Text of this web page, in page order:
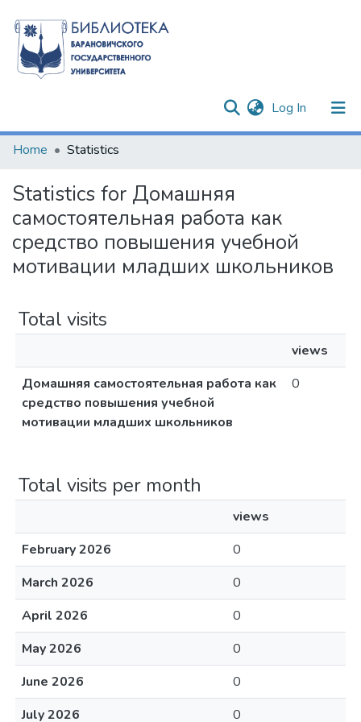
Log In (current)
Communities & Collections
Home Statistics
Statistics for Домашняя
самостоятельная работа как
средство повышения учебной
мотивации младших школьников
Total visits
views
Домашняя самостоятельная работа как
средство повышения учебной
мотивации младших школьников
0
Total visits per month
views
February 2026
0
March 2026
0
April 2026
0
May 2026
0
June 2026
0
July 2026
0